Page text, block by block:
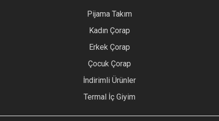
Pijama Takım
Kadın Çorap
Erkek Çorap
Çocuk Çorap
İndirimli Ürünler
Termal İç Giyim